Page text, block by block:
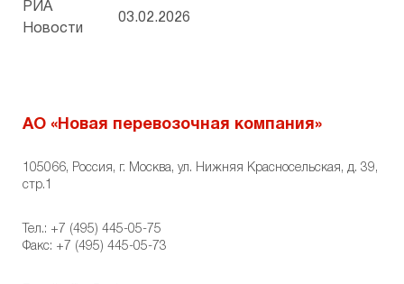
РИА
Новости
03.02.2026
АО «Новая перевозочная компания»
105066, Россия, г. Москва, ул. Нижняя Красносельская, д. 39,
стр.1
Тел.: +7 (495) 445-05-75
Факс: +7 (495) 445-05-73